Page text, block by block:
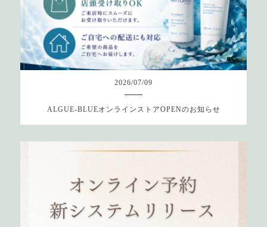
2026/07/09
ALGUE-BLUEオンラインストアOPENのお知らせ